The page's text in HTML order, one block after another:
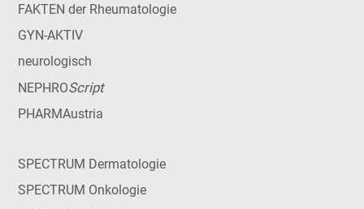
FAKTEN der Rheumatologie
GYN-AKTIV
neurologisch
NEPHROScript
PHARMAustria
SPECTRUM Dermatologie
SPECTRUM Onkologie